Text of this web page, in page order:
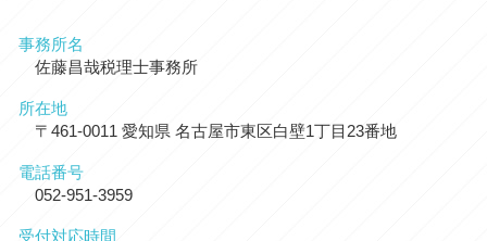
事務所名
佐藤昌哉税理士事務所
所在地
〒461-0011 愛知県 名古屋市東区白壁1丁目23番地
電話番号
052-951-3959
受付対応時間